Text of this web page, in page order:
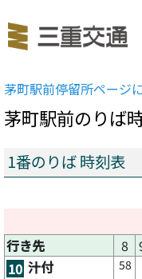
茅町駅前停留所ページ
茅町駅前のりば
1番のりば 時刻表
行き先
8
10 汁付 58